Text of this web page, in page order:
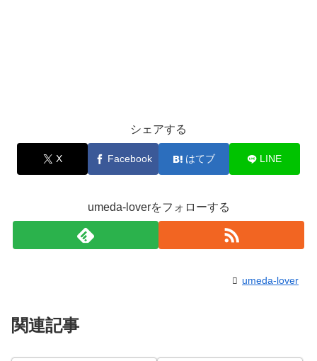
シェアする
X Facebook はてブ LINE
umeda-loverをフォローする
umeda-lover
関連記事